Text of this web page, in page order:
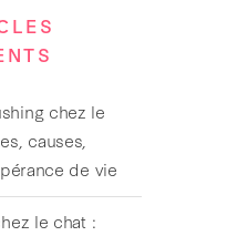
chez le
causes,
de vie
le chat :